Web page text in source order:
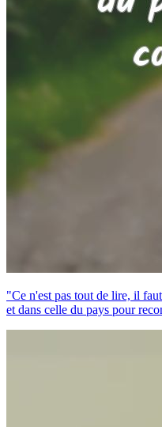
"Ce n'est pas tout de lire, il
et dans celle du pays pour